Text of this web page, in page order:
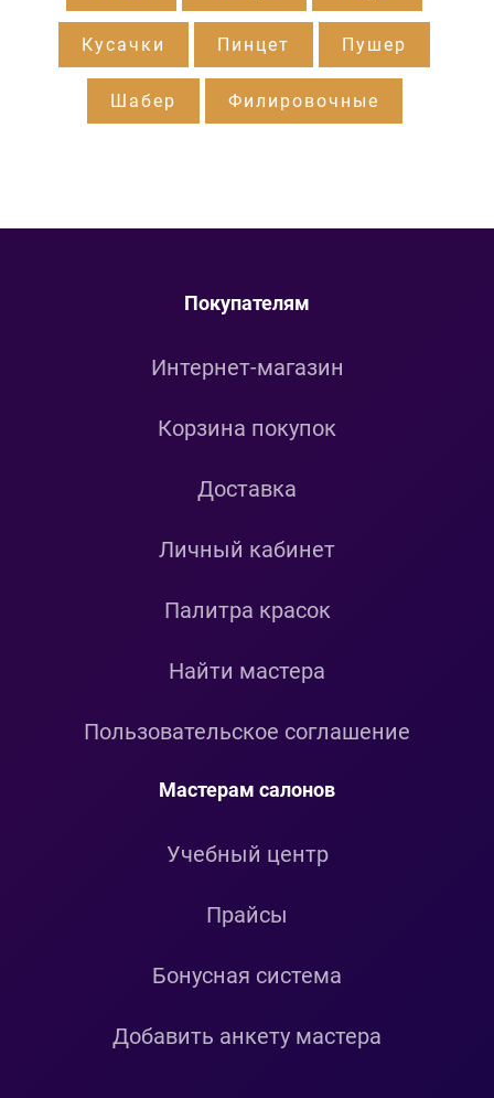
Кусачки Пинцет Пушер
Шабер Филировочные
Покупателям
Интернет-магазин
Корзина покупок
Доставка
Личный кабинет
Палитра красок
Найти мастера
Пользовательское соглашение
Мастерам салонов
Учебный центр
Прайсы
Бонусная система
Добавить анкету мастера